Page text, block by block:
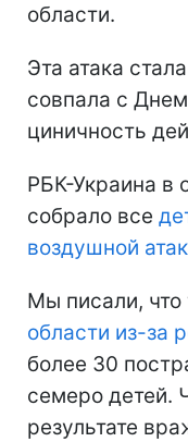
области.
Эта атака
совпала с
циничность
РБК-Украина в
собрало все
воздушной
Мы писали, что
области из-за
более 30
семеро детей.
результате